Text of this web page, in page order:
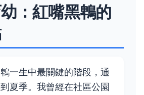
：紅嘴黑鵯的
一生中最關鍵的階段，通
夏季。我曾經在社區公園